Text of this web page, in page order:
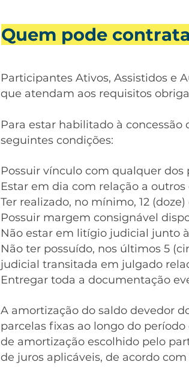
Quem pode
Participantes Ativos, Assistidos e
que atendam aos requisitos
Para estar habilitado à
seguintes condições:
Possuir vínculo com qualquer
Estar em dia com relação a
Ter realizado, no mínimo, 12
Possuir margem consignável
Não estar em litígio judicial junto
Não ter possuído, nos últimos 5
judicial transitada em julgado
Entregar toda a documentação
A amortização do saldo devedor
parcelas fixas ao longo do
de amortização escolhido pelo
de juros aplicáveis, de acordo